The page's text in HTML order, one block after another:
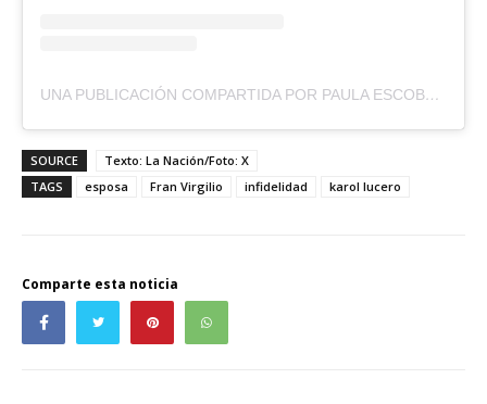
UNA PUBLICACIÓN COMPARTIDA POR PAULA ESCOBAR JURE (@PAULA_ESCOBAR_JURE)
SOURCE
Texto: La Nación/Foto: X
TAGS
esposa Fran Virgilio infidelidad karol lucero
Comparte esta noticia